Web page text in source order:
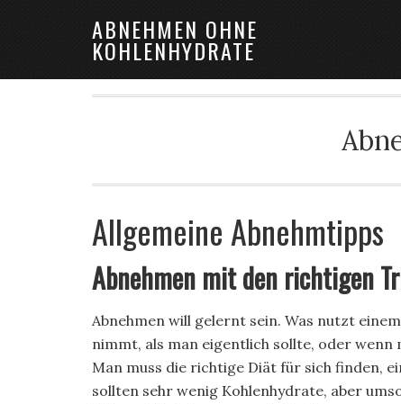
ABNEHMEN OHNE
KOHLENHYDRATE
Allgemeine Abnehmtipps
Abnehmen mit den richtigen
Abnehmen will gelernt sein. Was nutzt
nimmt, als man eigentlich sollte, oder
Man muss die richtige Diät für sich finden,
sollten sehr wenig Kohlenhydrate, aber